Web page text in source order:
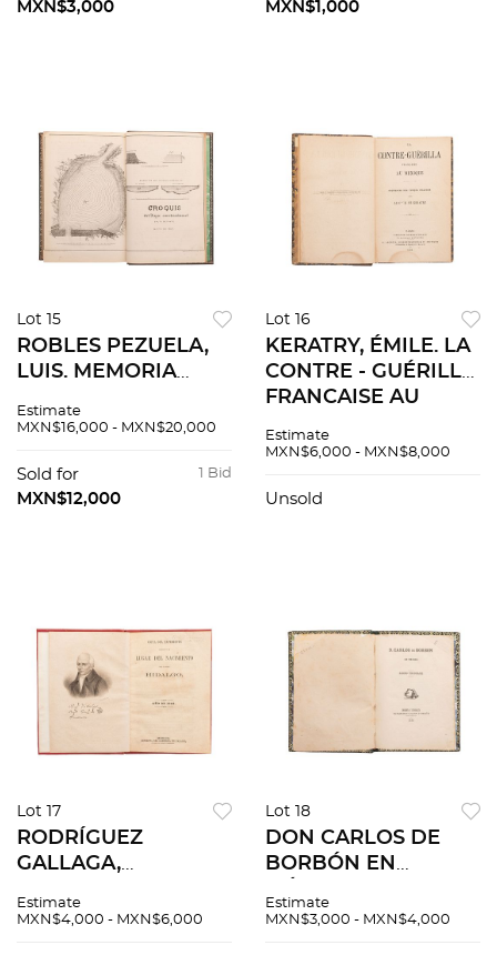
NUEVA YORK:
MXN$3,000
CORTINA. MÉXICO:
MXN$1,000
Lot 15
ROBLES PEZUELA,
LUIS. MEMORIA
EL EMPERADOR
DE FOMENTO.
MÉXICO, 1866. 8
Estimate
MXN$16,000 - MXN$20,000
1 Bid
Sold for
MXN$12,000
Lot 16
KERATRY, ÉMILE. LA
CONTRE - GUÉRILLA
FRANCAISE AU
BRUSELLES, 1868.
Estimate
MXN$6,000 - MXN$8,000
Unsold
Lot 17
RODRÍGUEZ
GALLAGA,
DEL EXPEDIENTE
Estimate
MXN$4,000 - MXN$6,000
Lot 18
DON CARLOS DE
BORBÓN EN
TRICOLOR. MÉXICO:
Estimate
MXN$3,000 - MXN$4,000